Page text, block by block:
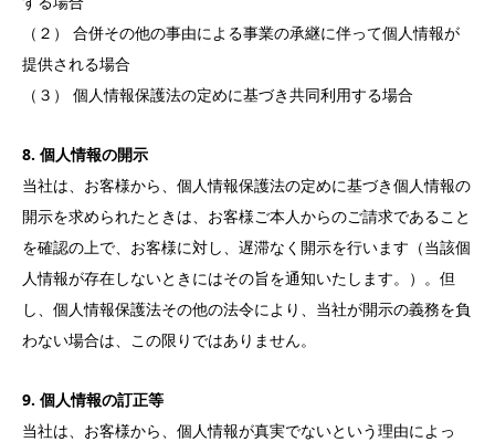
（２） 合併その他の事由による事業の承継に伴って個人情報が
提供される場合
（３） 個人情報保護法の定めに基づき共同利用する場合
8. 個人情報の開示
当社は、お客様から、個人情報保護法の定めに基づき個人情報の
開示を求められたときは、お客様ご本人からのご請求であること
を確認の上で、お客様に対し、遅滞なく開示を行います（当該個
人情報が存在しないときにはその旨を通知いたします。）。但
し、個人情報保護法その他の法令により、当社が開示の義務を負
わない場合は、この限りではありません。
9. 個人情報の訂正等
当社は、お客様から、個人情報が真実でないという理由によっ